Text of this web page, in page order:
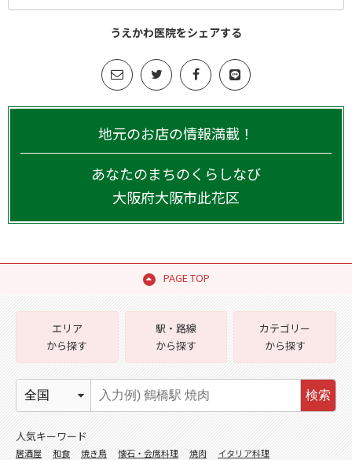
うえかわ医院をシェアする
地元のお店の情報満載！
あなたのまちのくらしなび
大阪府大阪市此花区
PAGE TOP
エリア
から探す
駅・路線
から探す
カテゴリー
から探す
検索
人気キーワード
居酒屋 和食 焼き鳥 懐石・会席料理 焼肉
イタリア料理